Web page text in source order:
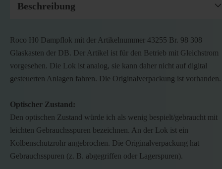
Beschreibung
Roco H0 Dampflok mit der Artikelnummer 43255 Br. 98 308
Glaskasten der DB. Der Artikel ist für den Betrieb mit Gleichstrom
vorgesehen. Die Lok ist analog, sie kann daher nicht auf digital
gesteuerten Anlagen fahren. Die Originalverpackung ist vorhanden.
Optischer Zustand:
Den optischen Zustand würde ich als wenig bespielt/gebraucht mit
leichten Gebrauchsspuren bezeichnen. An der Lok ist ein
Kolbenschutzrohr angebrochen. Die Originalverpackung hat
Gebrauchsspuren (z. B. abgegriffen oder Lagerspuren).